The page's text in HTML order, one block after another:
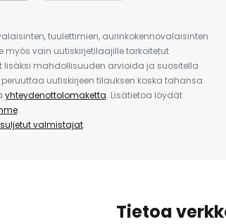
tuulettimien, aurinkokennovalaisinten
vain uutiskirjetilaajille tarkoitetut
lisäksi mahdollisuuden arvioida ja suositella
uutiskirjeen tilauksen koska tahansa
yhteydenottolomaketta. Lisätietoa löydät
.
valmistajat.
Tietoa